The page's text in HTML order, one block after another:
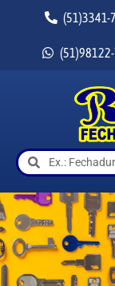
(51)3341-